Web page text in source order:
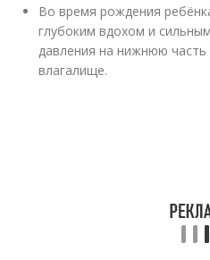
Во время рождения
глубоким вдохом и
давления на нижнюю
влагалище.